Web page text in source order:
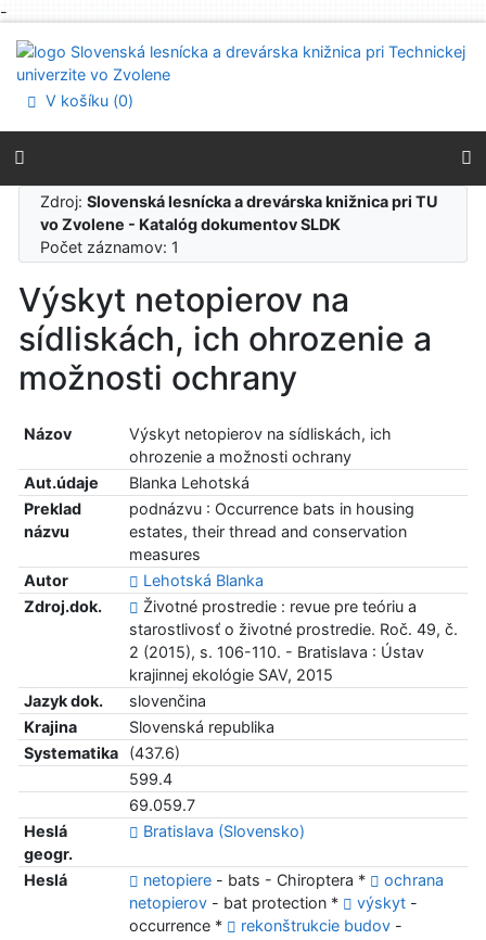
-
Prejsť na menu
Prehlásenie o webovej prístupnosti
V košíku (0)
Zdroj:Slovenská lesnícka a drevárska knižnica pri TU
vo Zvolene - Katalóg dokumentov SLDK
Počet záznamov: 1
Výskyt netopierov na
sídliskách, ich ohrozenie a
možnosti ochrany
Názov
Výskyt netopierov na sídliskách, ich
ohrozenie a možnosti ochrany
Aut.údaje
Blanka Lehotská
Preklad
názvu
podnázvu : Occurrence bats in housing
estates, their thread and conservation
measures
Autor
Lehotská Blanka
Zdroj.dok.
Životné prostredie : revue pre teóriu a
starostlivosť o životné prostredie. Roč. 49, č.
2 (2015), s. 106-110. - Bratislava : Ústav
krajinnej ekológie SAV, 2015
Jazyk dok.
slovenčina
Krajina
Slovenská republika
Systematika
(437.6)
599.4
69.059.7
Heslá
geogr.
Bratislava (Slovensko)
Heslá netopiere- bats - Chiroptera *
ochrana
netopierov- bat protection * výskyt-
occurrence *
rekonštrukcie budov-